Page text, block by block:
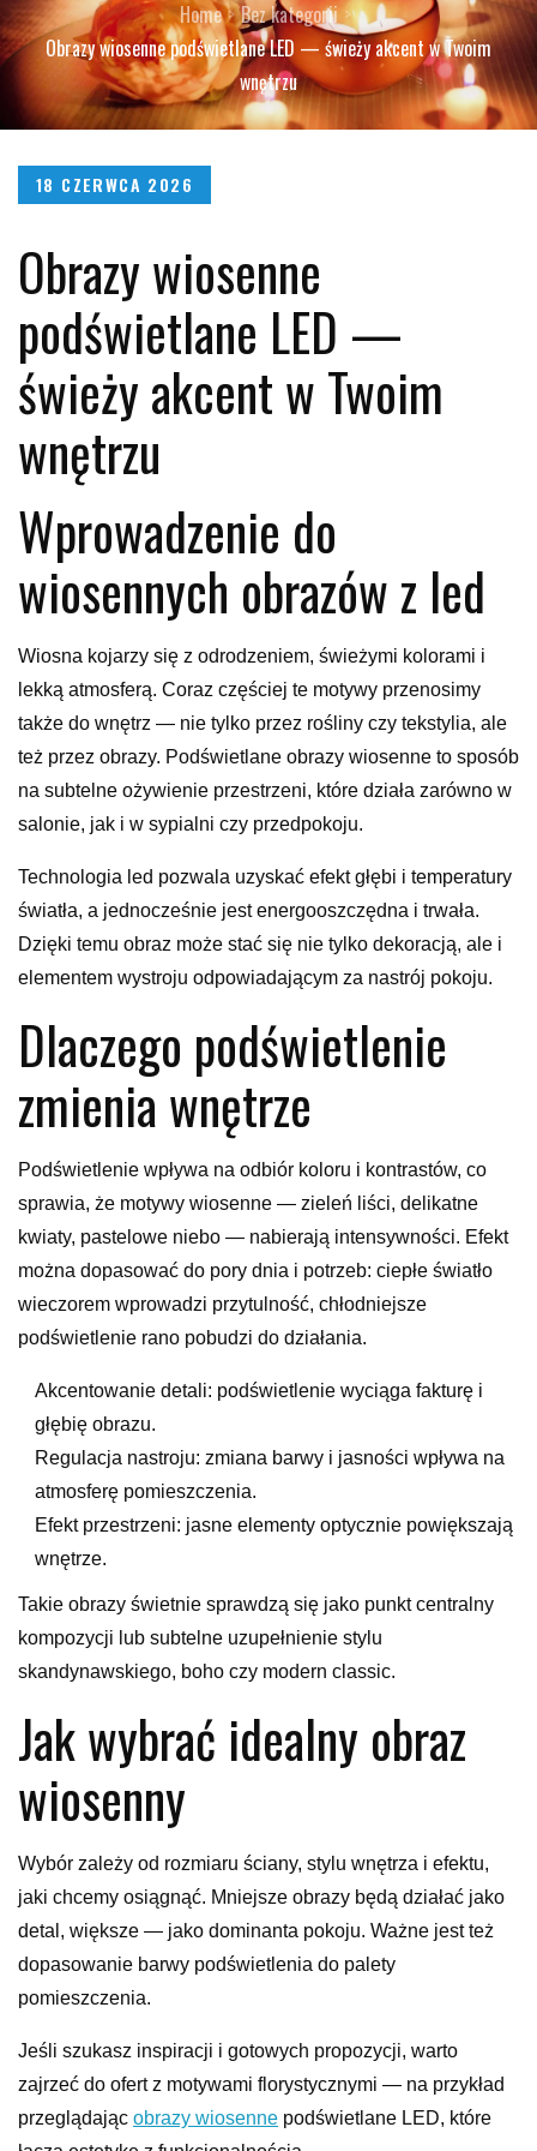
Home
Bez kategorii
Obrazy wiosenne podświetlane LED — świeży akcent w Twoim
wnętrzu
Posted
18 CZERWCA 2026
Obrazy wiosenne
podświetlane LED —
świeży akcent w Twoim
wnętrzu
Wprowadzenie do
wiosennych obrazów z led
Wiosna kojarzy się z odrodzeniem, świeżymi kolorami i
lekką atmosferą. Coraz częściej te motywy przenosimy
także do wnętrz — nie tylko przez rośliny czy tekstylia, ale
też przez obrazy. Podświetlane obrazy wiosenne to sposób
na subtelne ożywienie przestrzeni, które działa zarówno w
salonie, jak i w sypialni czy przedpokoju.
Technologia led pozwala uzyskać efekt głębi i temperatury
światła, a jednocześnie jest energooszczędna i trwała.
Dzięki temu obraz może stać się nie tylko dekoracją, ale i
elementem wystroju odpowiadającym za nastrój pokoju.
Dlaczego podświetlenie
zmienia wnętrze
Podświetlenie wpływa na odbiór koloru i kontrastów, co
sprawia, że motywy wiosenne — zieleń liści, delikatne
kwiaty, pastelowe niebo — nabierają intensywności. Efekt
można dopasować do pory dnia i potrzeb: ciepłe światło
wieczorem wprowadzi przytulność, chłodniejsze
podświetlenie rano pobudzi do działania.
Akcentowanie detali: podświetlenie wyciąga fakturę i
głębię obrazu.
Regulacja nastroju: zmiana barwy i jasności wpływa na
atmosferę pomieszczenia.
Efekt przestrzeni: jasne elementy optycznie powiększają
wnętrze.
Takie obrazy świetnie sprawdzą się jako punkt centralny
kompozycji lub subtelne uzupełnienie stylu
skandynawskiego, boho czy modern classic.
Jak wybrać idealny obraz
wiosenny
Wybór zależy od rozmiaru ściany, stylu wnętrza i efektu,
jaki chcemy osiągnąć. Mniejsze obrazy będą działać jako
detal, większe — jako dominanta pokoju. Ważne jest też
dopasowanie barwy podświetlenia do palety
pomieszczenia.
Jeśli szukasz inspiracji i gotowych propozycji, warto
zajrzeć do ofert z motywami florystycznymi — na przykład
przeglądając obrazy wiosenne podświetlane LED, które